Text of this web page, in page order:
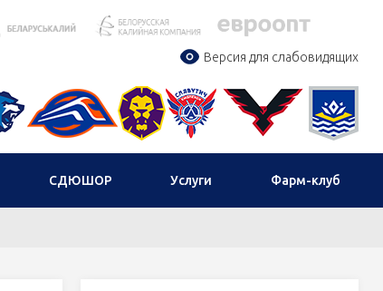
Версия для слабовидящих
СДЮШОР Услуги Фарм-клуб